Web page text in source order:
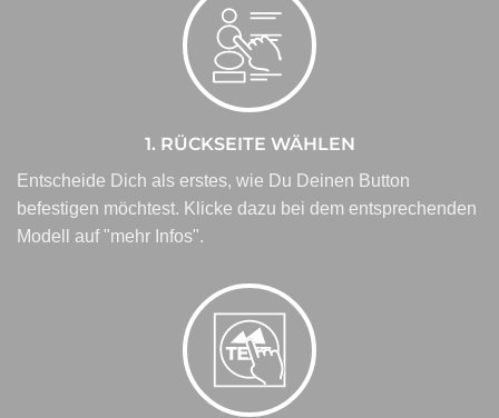
1. RÜCKSEITE WÄHLEN
Entscheide Dich als erstes, wie Du Deinen Button
befestigen möchtest. Klicke dazu bei dem entsprechenden
Modell auf "mehr Infos".